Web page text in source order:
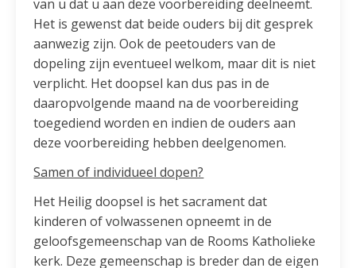
van u dat u aan deze voorbereiding deelneemt.
Het is gewenst dat beide ouders bij dit gesprek
aanwezig zijn. Ook de peetouders van de
dopeling zijn eventueel welkom, maar dit is niet
verplicht. Het doopsel kan dus pas in de
daaropvolgende maand na de voorbereiding
toegediend worden en indien de ouders aan
deze voorbereiding hebben deelgenomen.
Samen of individueel dopen?
Het Heilig doopsel is het sacrament dat
kinderen of volwassenen opneemt in de
geloofsgemeenschap van de Rooms Katholieke
kerk. Deze gemeenschap is breder dan de eigen